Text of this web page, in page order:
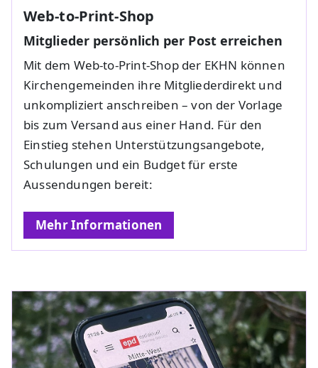
Web-to-Print-Shop
Mitglieder persönlich per Post erreichen
Mit dem Web‑to‑Print‑Shop der EKHN können
Kirchengemeinden ihre Mitgliederdirekt und
unkompliziert anschreiben – von der Vorlage
bis zum Versand aus einer Hand. Für den
Einstieg stehen Unterstützungsangebote,
Schulungen und ein Budget für erste
Aussendungen bereit:
Mehr Informationen